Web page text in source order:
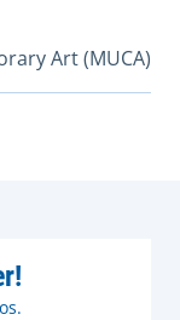
Art (MUCA)